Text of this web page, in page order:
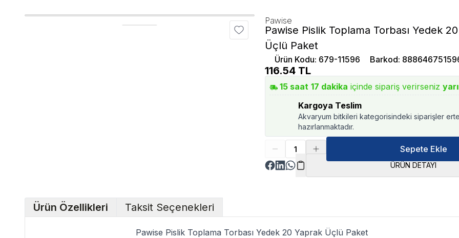
Pawise
Pawise Pislik Toplama Torbası Yedek
Üçlü Paket
Ürün Kodu: 679-11596 Barkod:
116.54 TL
15 saat 17 dakika içinde sipariş verirseniz
Kargoya Teslim
Akvaryum bitkileri kategorisindeki siparişler
hazırlanmaktadır.
Sepete Ekle
ÜRÜN DETAYI
Ürün Özellikleri Taksit Seçenekleri
Pawise Pislik Toplama Torbası Yedek 20 Yaprak Üçlü Paket